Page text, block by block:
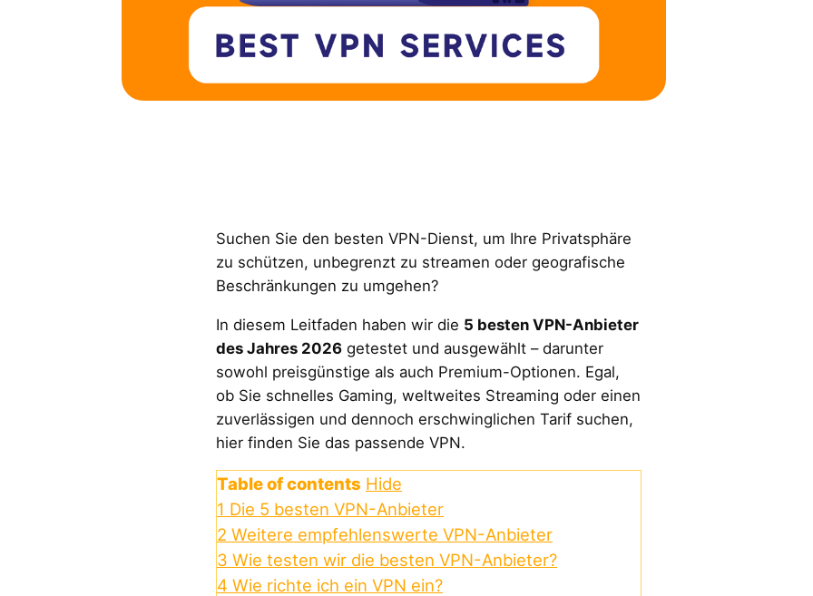
Suchen Sie den besten VPN-Dienst, um Ihre Privatsphäre
zu schützen, unbegrenzt zu streamen oder geografische
Beschränkungen zu umgehen?
In diesem Leitfaden haben wir die 5 besten VPN-Anbieter
des Jahres 2026 getestet und ausgewählt – darunter
sowohl preisgünstige als auch Premium-Optionen. Egal,
ob Sie schnelles Gaming, weltweites Streaming oder einen
zuverlässigen und dennoch erschwinglichen Tarif suchen,
hier finden Sie das passende VPN.
Table of contents Hide
1 Die 5 besten VPN-Anbieter
2 Weitere empfehlenswerte VPN-Anbieter
3 Wie testen wir die besten VPN-Anbieter?
4 Wie richte ich ein VPN ein?